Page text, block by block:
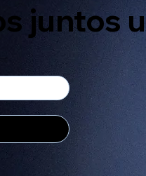
juntos